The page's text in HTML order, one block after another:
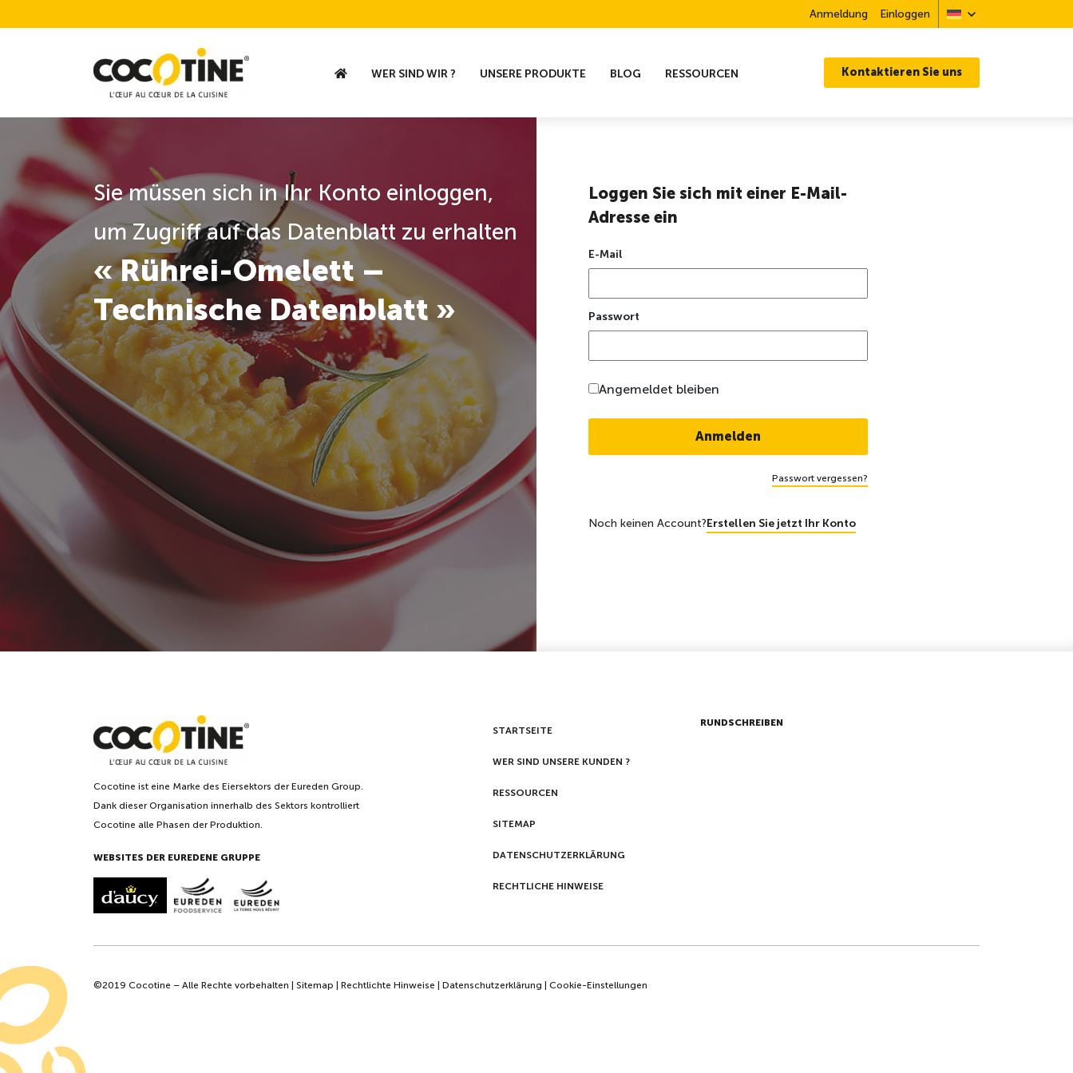
Anmeldung Einloggen
WER SIND WIR ? UNSERE PRODUKTE BLOG RESSOURCEN Kontaktieren Sie uns
Sie müssen sich in Ihr Konto einloggen,
um Zugriff auf das Datenblatt zu erhalten
« Rührei-Omelett –
Technische Datenblatt »
Loggen Sie sich mit einer E-Mail-
Adresse ein
E-Mail
Passwort
Angemeldet bleiben
Passwort vergessen?
Noch keinen Account?Erstellen Sie jetzt Ihr Konto
Cocotine ist eine Marke des Eiersektors der Eureden Group.
Dank dieser Organisation innerhalb des Sektors kontrolliert
Cocotine alle Phasen der Produktion.
WEBSITES DER EUREDENE GRUPPE
STARTSEITE
WER SIND UNSERE KUNDEN ?
RESSOURCEN
SITEMAP
DATENSCHUTZERKLÄRUNG
RECHTLICHE HINWEISE
RUNDSCHREIBEN
©2019 Cocotine – Alle Rechte vorbehalten | Sitemap Rechtlichte Hinweise Datenschutzerklärung Cookie-Einstellungen